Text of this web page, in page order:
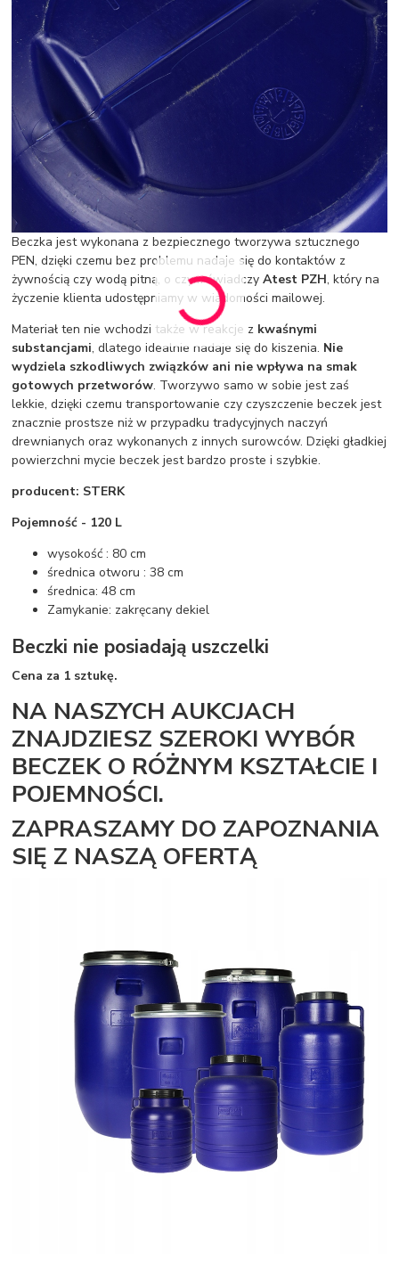
Beczka jest wykonana z bezpiecznego tworzywa sztucznego
PEN, dzięki czemu bez problemu nadaje się do kontaktów z
żywnością czy wodą pitną, o czym świadczyAtest PZH, który na
życzenie klienta udostępniamy w wiadomości mailowej.
Materiał ten nie wchodzi także w reakcje z kwaśnymi
substancjami, dlatego idealnie nadaje się do kiszenia. Nie
wydziela szkodliwych związków ani nie wpływa na smak
gotowych przetworów. Tworzywo samo w sobie jest zaś
lekkie, dzięki czemu transportowanie czy czyszczenie beczek jest
znacznie prostsze niż w przypadku tradycyjnych naczyń
drewnianych oraz wykonanych z innych surowców. Dzięki gładkiej
powierzchni mycie beczek jest bardzo proste i szybkie.
producent: STERK
Pojemność - 120 L
wysokość : 80 cm
średnica otworu : 38 cm
średnica: 48 cm
Zamykanie: zakręcany dekiel
Beczki nie posiadają uszczelki
Cena za 1 sztukę.
NA NASZYCH AUKCJACH
ZNAJDZIESZ SZEROKI WYBÓR
BECZEK O RÓŻNYM KSZTAŁCIE I
POJEMNOŚCI.
ZAPRASZAMY DO ZAPOZNANIA
SIĘ Z NASZĄ OFERTĄ